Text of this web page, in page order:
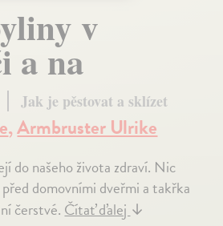
v
a na
Jak je pěstovat a sklízet
,Armbruster Ulrike
do našeho života zdraví. Nic
domovními dveřmi a takřka
čerstvé. Čítať ďalej ↓